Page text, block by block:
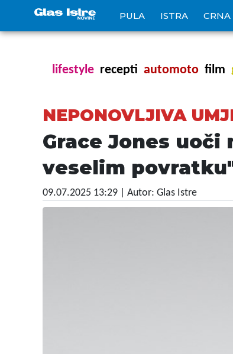
PULA ISTRA
lifestyle recepti automoto film
NEPONOVLJIVA
Grace Jones
veselim
09.07.2025 13:29 | Autor: Glas Istre